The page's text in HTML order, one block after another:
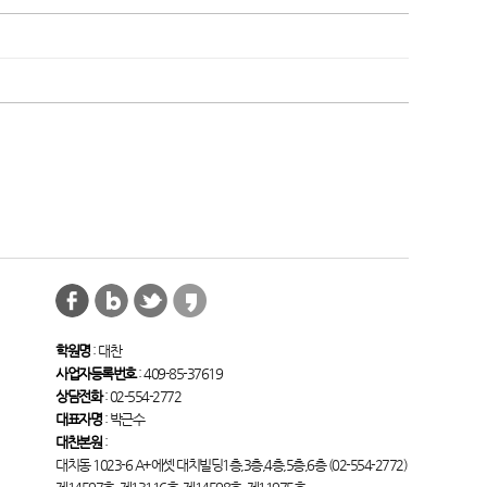
학원명: 대찬
사업자등록번호: 409-85-37619
상담전화: 02-554-2772
대표자명: 박근수
대찬본원 :
대치동 1023-6 A+에셋 대치빌딩1층,3층,4층,5층,6층 (02-554-2772)